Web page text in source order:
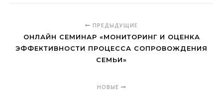
ПРЕДЫДУЩИЕ
ОНЛАЙН СЕМИНАР «МОНИТОРИНГ И ОЦЕНКА
ЭФФЕКТИВНОСТИ ПРОЦЕССА СОПРОВОЖДЕНИЯ
СЕМЬИ»
НОВЫЕ